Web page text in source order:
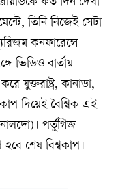
তিনি নিজেই সেটা
কনফারেন্সে
ভিডিও বার্তায়
যুক্তরাষ্ট্র, কানাডা,
দিয়েই বৈশ্বিক এই
পর্তুগিজ
শেষ বিশ্বকাপ।